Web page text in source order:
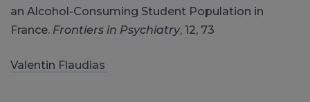
an Alcohol-Consuming Student Population in
France. Frontiers in Psychiatry, 12, 73
Valentin Flaudias